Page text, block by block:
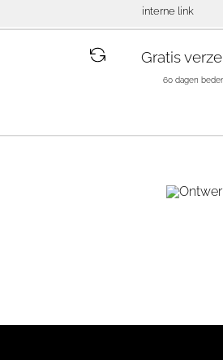
interne link
Gratis
60 dagen